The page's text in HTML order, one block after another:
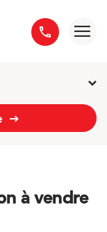
à vendre